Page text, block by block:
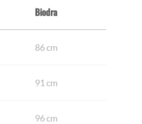
Biodra
86 cm
91 cm
96 cm